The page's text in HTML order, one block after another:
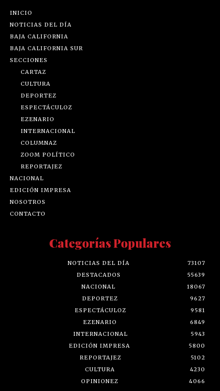
INICIO
NOTICIAS DEL DÍA
BAJA CALIFORNIA
BAJA CALIFORNIA SUR
SECCIONES
CARTAZ
CULTURA
DEPORTEZ
ESPECTÁCULOZ
EZENARIO
INTERNACIONAL
COLUMNAZ
ZOOM POLÍTICO
REPORTAJEZ
NACIONAL
EDICIÓN IMPRESA
NOSOTROS
CONTACTO
Categorías Populares
NOTICIAS DEL DÍA
73107
DESTACADOS
55639
NACIONAL
18067
DEPORTEZ
9627
ESPECTÁCULOZ
9581
EZENARIO
6849
INTERNACIONAL
5943
EDICIÓN IMPRESA
5800
REPORTAJEZ
5102
CULTURA
4230
OPINIONEZ
4066